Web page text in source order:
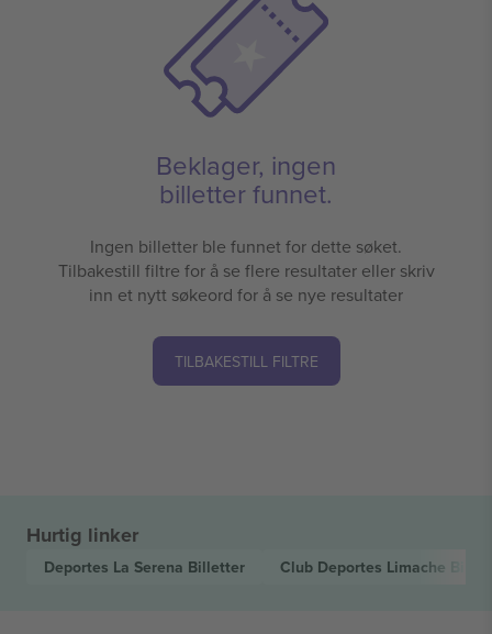
Beklager, ingen
billetter funnet.
Ingen billetter ble funnet for dette søket.
Tilbakestill filtre for å se flere resultater eller skriv
inn et nytt søkeord for å se nye resultater
TILBAKESTILL FILTRE
Hurtig linker
Deportes La Serena Billetter Club Deportes Limache